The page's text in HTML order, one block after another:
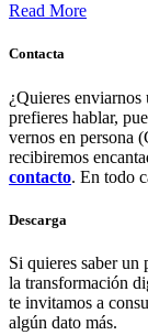
Read More
Contacta
¿Quieres
prefieres hablar,
vernos en persona
recibiremos
contacto. En todo
Descarga
Si quieres saber un
la transformación
te invitamos a
algún dato más.